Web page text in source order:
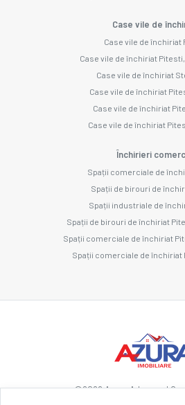
Case vile de
Case vile de închiriat
Case vile de închiriat
Case vile de închiriat
Case vile de închiriat
Case vile de închiriat
Case vile de închiriat
Închirieri
Spații comerciale de
Spații de birouri de
Spații industriale de
Spații de birouri de închiriat
Spații comerciale de închiriat
Spații comerciale de închiriat
©2026Azura Advanced